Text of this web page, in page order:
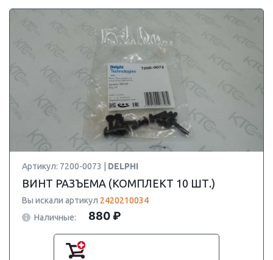
Артикул: 7200-0073 | DELPHI
ВИНТ РАЗЪЕМА (КОМПЛЕКТ 10 ШТ.)
Вы искали артикул 2420210034
Наличные:
880 ₽